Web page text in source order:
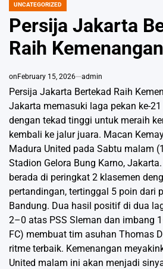
POSTED
UNCATEGORIZED
Persija Jakarta
Raih
on February 15, 2026 admin
Persija Jakarta Bertekad Raih
Jakarta memasuki laga pekan ke-
dengan tekad tinggi untuk meraih
kembali ke jalur juara. Macan
Madura United pada Sabtu malam
Stadion Gelora Bung Karno,
berada di peringkat 2 klasemen
pertandingan, tertinggal 5 poin dari
Bandung. Dua hasil positif di dua
2–0 atas PSS Sleman dan imbang
FC) membuat tim asuhan Thomas
ritme terbaik. Kemenangan
United malam ini akan menjadi